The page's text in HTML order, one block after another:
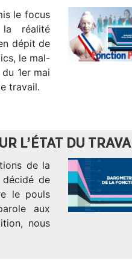
le focus
réalité
dépit de
le mal-
1er mai
travail.
L’ÉTAT DU
de la
de
le pouls
aux
nous